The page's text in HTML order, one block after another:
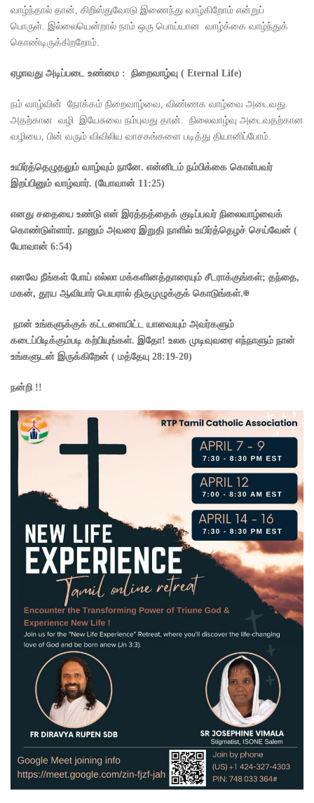
வாழ்ந்தால் தான், கிறிஸ்துவோடு இணைந்து வாழ்கிறோம் என்றுப்
பொருள். இல்லையென்றால் நாம் ஒரு பொய்யான வாழ்க்கை வாழ்ந்துக்
கொண்டிருக்கிறறோம்.
ஏழாவது அடிப்படை உண்மை : நிறைவாழ்வு ( Eternal Life)
நம் வாழ்வின் நோக்கம் நிறைவாழ்வை, விண்ணக வாழ்வை அடைவது.
அதற்கான வழி இயேசுவை நம்புவது தான். நிலைவாழ்வு அடைவதற்கான
வழியை, பின் வரும் விவிலிய வாசகங்களை படித்து தியானிப்போம்.
உயிர்த்தெழுதலும் வாழ்வும் நானே. என்னிடம் நம்பிக்கை கொள்பவர்
இறப்பினும் வாழ்வார். (யோவான் 11:25)
எனது சதையை உண்டு என் இரத்தத்தைக் குடிப்பவர் நிலைவாழ்வைக்
கொண்டுள்ளார். நானும் அவரை இறுதி நாளில் உயிர்த்தெழச் செய்வேன் (
யோவான் 6:54)
எனவே நீங்கள் போய் எல்லா மக்களினத்தாரையும் சீடராக்குங்கள்; தந்தை,
மகன், தூய ஆவியார் பெயரால் திருமுழுக்குக் கொடுங்கள்.✠
நான் உங்களுக்குக் கட்டளையிட்ட யாவையும் அவர்களும்
கடைப்பிடிக்கும்படி கற்பியுங்கள். இதோ! உலக முடிவுவரை எந்நாளும் நான்
உங்களுடன் இருக்கிறேன் ( மத்தேயு 28:19-20)
நன்றி !!